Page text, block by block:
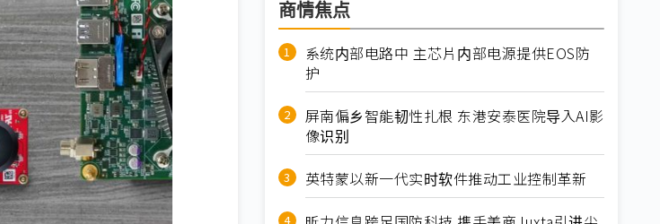
商情焦点
系统内部电路中 主芯片内部电源提供EOS防
护
屏南偏乡智能韧性扎根 东港安泰医院导入AI影
像识别
英特蒙以新一代实时软件推动工业控制革新